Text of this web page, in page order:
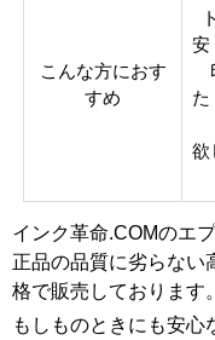
こんな方におす
すめ
安
た
欲
インク革命.COMのエ
正品の品質に劣らない
格で販売しております。
もしものときにも安心